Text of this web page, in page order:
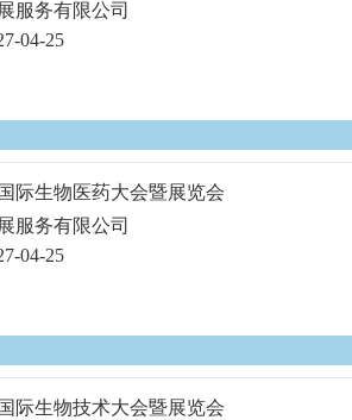
服务有限公司
04-25
际生物医药大会暨展览会
服务有限公司
04-25
际生物技术大会暨展览会